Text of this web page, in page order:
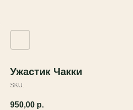
Ужастик Чакки
SKU:
950,00 р.